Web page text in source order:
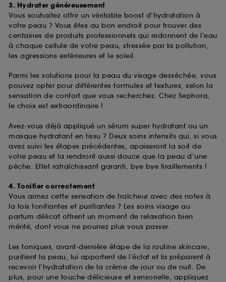
3. Hydrater généreusement
Vous souhaitez offrir un véritable boost d’hydratation à
votre peau ? Vous êtes au bon endroit pour trouver des
centaines de produits professionnels qui redonnent de l’eau
à chaque cellule de votre peau, stressée par la pollution,
les agressions extérieures et le soleil.
Parmi les solutions pour la peau du visage desséchée, vous
pouvez opter pour différentes formules et textures, selon la
sensation de confort que vous recherchez. Chez Sephora,
le choix est extraordinaire !
Avez-vous déjà appliqué un sérum super hydratant ou un
masque hydratant en tissu ? Deux soins intensifs qui, si vous
avez suivi les étapes précédentes, apaiseront la soif de
votre peau et la rendront aussi douce que la peau d’une
pêche. Effet rafraîchissant garanti, bye bye tiraillements !
4. Tonifier correctement
Vous aimez cette sensation de fraîcheur avec des notes à
la fois tonifiantes et purifiantes ? Les soins visage au
parfum délicat offrent un moment de relaxation bien
mérité, dont vous ne pourrez plus vous passer.
Les toniques, avant-dernière étape de la routine skincare,
purifient la peau, lui apportent de l’éclat et la préparent à
recevoir l’hydratation de la crème de jour ou de nuit. De
plus, pour une touche délicieuse et sensorielle, appliquez